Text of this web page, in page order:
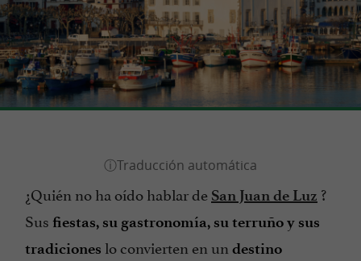
¿Quién no ha oído hablar de San Juan de Luz ?
Sus fiestas, su gastronomía, su terruño y sus
tradiciones lo convierten en un destino